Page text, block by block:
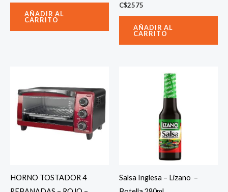
AÑADIR AL
CARRITO
C$2575
AÑADIR AL
CARRITO
HORNO TOSTADOR 4
Salsa Inglesa – Lizano –